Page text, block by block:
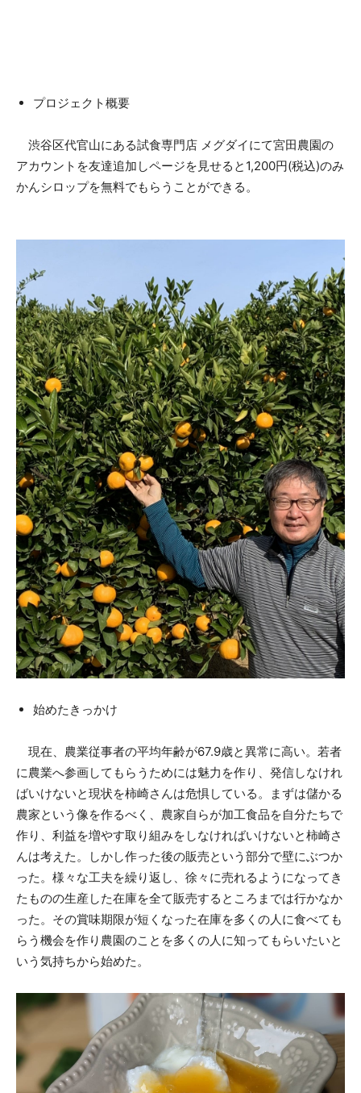
プロジェクト概要
渋谷区代官山にある試食専門店 メグダイにて宮田農園の
アカウントを友達追加しページを見せると1,200円(税込)のみ
かんシロップを無料でもらうことができる。
始めたきっかけ
現在、農業従事者の平均年齢が67.9歳と異常に高い。若者
に農業へ参画してもらうためには魅力を作り、発信しなけれ
ばいけないと現状を柿崎さんは危惧している。まずは儲かる
農家という像を作るべく、農家自らが加工食品を自分たちで
作り、利益を増やす取り組みをしなければいけないと柿崎さ
んは考えた。しかし作った後の販売という部分で壁にぶつか
った。様々な工夫を繰り返し、徐々に売れるようになってき
たものの生産した在庫を全て販売するところまでは行かなか
った。その賞味期限が短くなった在庫を多くの人に食べても
らう機会を作り農園のことを多くの人に知ってもらいたいと
いう気持ちから始めた。